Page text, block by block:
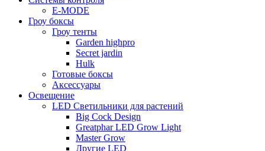
E-MODE
Гроу боксы
Гроу тенты
Garden highpro
Secret jardin
Hulk
Готовые боксы
Аксессуары
Освещение
LED Светильники для растений
Big Cock Design
Greatphar LED Grow Light
Master Grow
Другие LED